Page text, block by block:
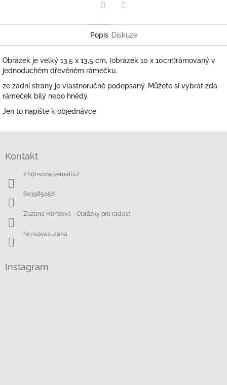
Popis Diskuze
Obrázek je velký 13,5 x 13,5 cm, (obrázek 10 x 10cm)rámovaný v
jednoduchém dřevěném rámečku.
ze zadní strany je vlastnoručně podepsaný. Můžete si vybrat zda
rámeček bílý nebo hnědý.
Jen to napište k objednávce
Kontakt
z.honsova@email.cz
603985058
Zuzana Honsová - Obrázky pro radost
honsovazuzana
Instagram